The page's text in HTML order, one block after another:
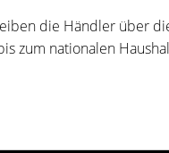
die Händler über
zum nationalen